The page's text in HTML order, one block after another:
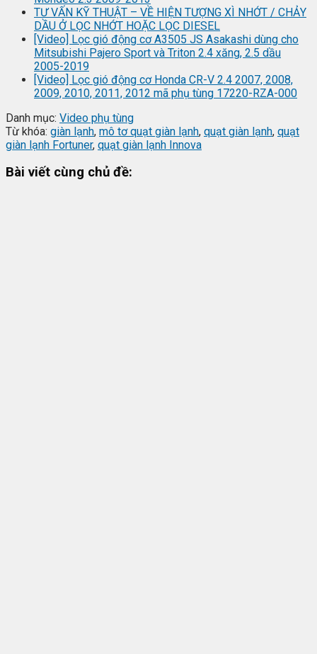
TƯ VẤN KỸ THUẬT – VỀ HIỆN TƯỢNG XÌ NHỚT / CHẢY
DẦU Ở LỌC NHỚT HOẶC LỌC DIESEL
[Video] Lọc gió động cơ A3505 JS Asakashi dùng cho
Mitsubishi Pajero Sport và Triton 2.4 xăng, 2.5 dầu
2005-2019
[Video] Lọc gió động cơ Honda CR-V 2.4 2007, 2008,
2009, 2010, 2011, 2012 mã phụ tùng 17220-RZA-000
Danh mục: Video phụ tùng
Từ khóa: giàn lạnh, mô tơ quạt giàn lạnh, quạt giàn lạnh, quạt
giàn lạnh Fortuner, quạt giàn lạnh Innova
Bài viết cùng chủ đề: